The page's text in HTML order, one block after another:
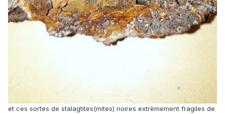
et ces sortes de stalagtites(mites) noires extrèmement fragiles de